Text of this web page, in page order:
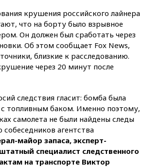
крушения российского лайнера
что на борту было взрывное
Он должен был сработать через
Об этом сообщает Fox News,
близкие к расследованию.
через 20 минут после
следствия гласит: бомба была
топливным баком. Именно поэтому,
самолета не были найдены следы
агентства
майор запаса, эксперт-
специалист следственного
на транспорте Виктор